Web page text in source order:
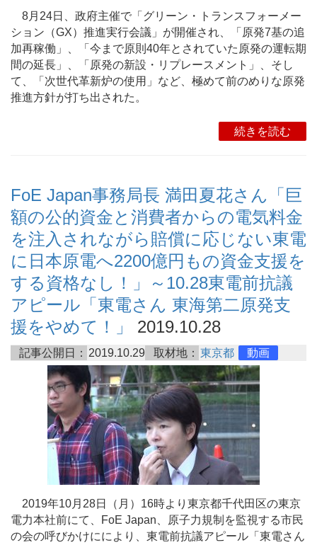
8月24日、政府主催で「グリーン・トランスフォーメー
ション（GX）推進実行会議」が開催され、「原発7基の追
加再稼働」、「今まで原則40年とされていた原発の運転期
間の延長」、「原発の新設・リプレースメント」、そし
て、「次世代革新炉の使用」など、極めて前のめりな原発
推進方針が打ち出された。
続きを読む
FoE Japan事務局長 満田夏花さん「巨
額の公的資金と消費者からの電気料金
を注入されながら賠償に応じない東電
に日本原電へ2200億円もの資金支援を
する資格なし！」～10.28東電前抗議
アピール「東電さん 東海第二原発支
援をやめて！」
2019.10.28
記事公開日： 2019.10.29 取材地： 東京都 動画
2019年10月28日（月）16時より東京都千代田区の東京
電力本社前にて、FoE Japan、原子力規制を監視する市民
の会の呼びかけににより、東電前抗議アピール「東電さん